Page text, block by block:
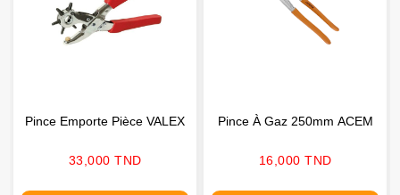
Pince Emporte Pièce VALEX
Prix
33,000 TND
Pince À Gaz 250mm ACEM
Prix
16,000 TND